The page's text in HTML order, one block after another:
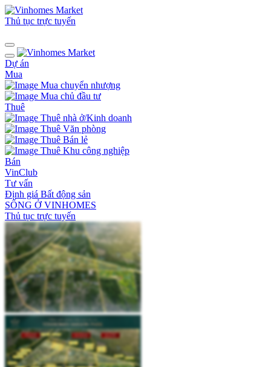
Thủ tục trực tuyến
Dự án
Mua
Mua chuyển nhượng
Mua chủ đầu tư
Thuê
Thuê nhà ở/Kinh doanh
Thuê Văn phòng
Thuê Bán lẻ
Thuê Khu công nghiệp
Bán
VinClub
Tư vấn
Định giá Bất động sản
SỐNG Ở VINHOMES
Thủ tục trực tuyến